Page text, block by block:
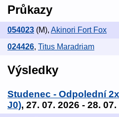
Průkazy
054023 (M), Akinori Fort Fox
024426, Titus Maradriam
Výsledky
Studenec - Odpolední
J0), 27. 07. 2026 - 28. 07.